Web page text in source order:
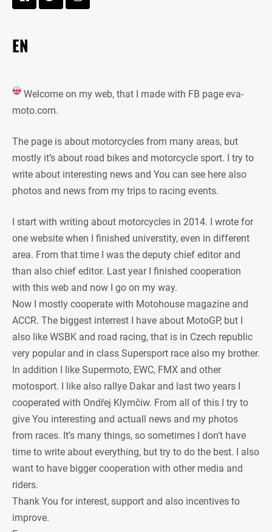
EN
Welcome on my web, that I made with FB page eva-
moto.com.
The page is about motorcycles from many areas, but
mostly it’s about road bikes and motorcycle sport. I try to
write about interesting news and You can see here also
photos and news from my trips to racing events.
I start with writing about motorcycles in 2014. I wrote for
one website when I finished universtity, even in different
area. From that time I was the deputy chief editor and
than also chief editor. Last year I finished cooperation
with this web and now I go on my way.
Now I mostly cooperate with Motohouse magazine and
ACCR. The biggest interrest I have about MotoGP, but I
also like WSBK and road racing, that is in Czech republic
very popular and in class Supersport race also my brother.
In addition I like Supermoto, EWC, FMX and other
motosport. I like also rallye Dakar and last two years I
cooperated with Ondřej Klymčiw. From all of this I try to
give You interesting and actuall news and my photos
from races. It’s many things, so sometimes I don’t have
time to write about everything, but try to do the best. I also
want to have bigger cooperation with other media and
riders.
Thank You for interest, support and also incentives to
improve.